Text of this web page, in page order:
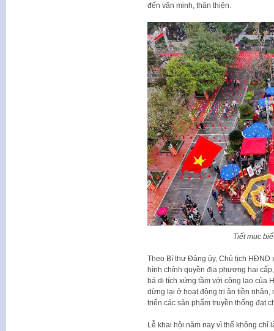
đến văn minh, thân thiện.
Tiết mục
Theo Bí thư Đảng ủy, Chủ tịch
hình chính quyền địa phương hai
bá di tích xứng tầm với công lao của
dừng lại ở hoạt động tri ân tiền
triển các sản phẩm truyền thống đạt
Lễ khai hội năm nay vì thế không chỉ